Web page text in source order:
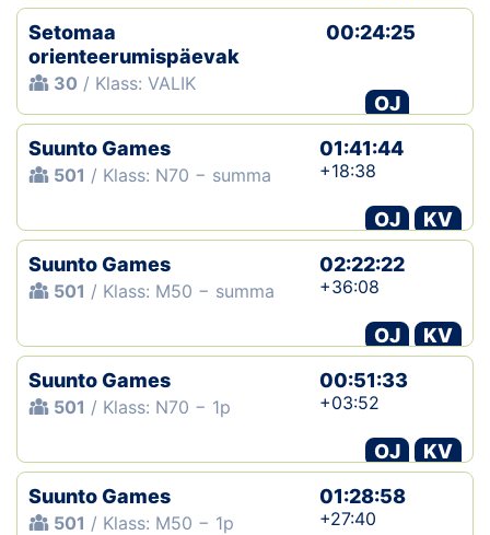
Setomaa
orienteerumispäevak
30 / Klass: VALIK
00:24:25
OJ
Suunto Games
501 / Klass: N70 − summa
01:41:44
+18:38
OJ
KV
Suunto Games
501 / Klass: M50 − summa
02:22:22
+36:08
OJ
KV
Suunto Games
501 / Klass: N70 − 1p
00:51:33
+03:52
OJ
KV
Suunto Games
501 / Klass: M50 − 1p
01:28:58
+27:40